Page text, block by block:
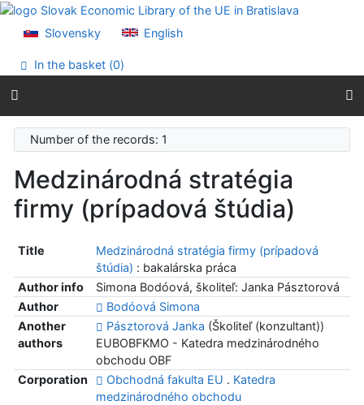
Go to content
Accessibility declaration
Slovensky English
In the basket (0)
Number of the records: 1
Medzinárodná stratégia
firmy (prípadová štúdia)
Title
Medzinárodná stratégia firmy (prípadová
štúdia) : bakalárska práca
Author info
Simona Bodóová, školiteľ: Janka Pásztorová
Author
Bodóová Simona
Another
authors
Pásztorová Janka (Školiteľ (konzultant))
EUBOBFKMO - Katedra medzinárodného
obchodu OBF
Corporation
Obchodná fakulta EU . Katedra
medzinárodného obchodu